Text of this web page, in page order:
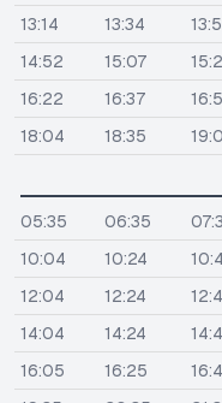
13:14
13:34
14:52
15:07
16:22
16:37
18:04
18:35
05:35 06:35
10:04
10:24
12:04
12:24
14:04
14:24
16:05
16:25